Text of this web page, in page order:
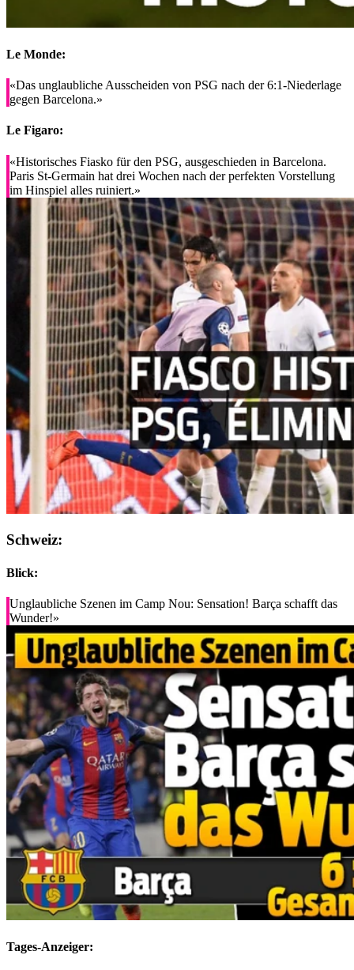
Le Monde:
«Das unglaubliche Ausscheiden von PSG nach der 6:1-Niederlage
gegen Barcelona.»
Le Figaro:
«Historisches Fiasko für den PSG, ausgeschieden in Barcelona.
Paris St-Germain hat drei Wochen nach der perfekten Vorstellung
im Hinspiel alles ruiniert.»
Schweiz:
Blick:
Unglaubliche Szenen im Camp Nou: Sensation! Barça schafft das
Wunder!»
Tages-Anzeiger: